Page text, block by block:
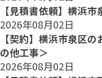
【見積書依頼】横浜
2026年08月02日
【契約】横浜市泉区
の他工事＞
2026年08月02日